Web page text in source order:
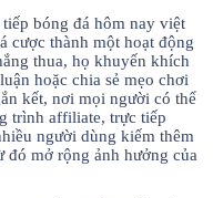
bóng đá hôm nay việt
cược thành một hoạt động
thua, họ khuyến khích
hoặc chia sẻ mẹo chơi
kết, nơi mọi người có thể
trình affiliate, trực tiếp
người dùng kiếm thêm
đó mở rộng ảnh hưởng của